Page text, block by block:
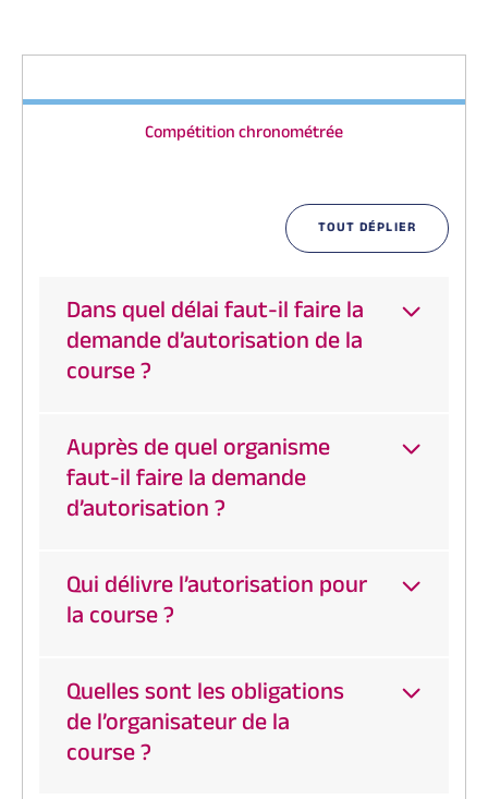
Compétition chronométrée
TOUT DÉPLIER
Dans quel délai faut-il faire la
demande d’autorisation de la
course ?
Auprès de quel organisme
faut-il faire la demande
d’autorisation ?
Qui délivre l’autorisation pour
la course ?
Quelles sont les obligations
de l’organisateur de la
course ?